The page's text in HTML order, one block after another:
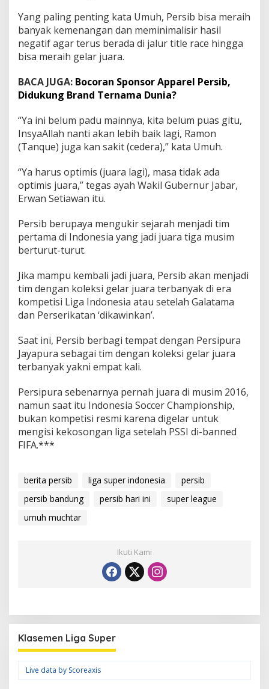
n
P
e
r
s
b
u
r
a
n
Yang paling penting kata Umuh, Persib bisa meraih
banyak kemenangan dan meminimalisir hasil
negatif agar terus berada di jalur title race hingga
bisa meraih gelar juara.
BACA JUGA: Bocoran Sponsor Apparel Persib,
Didukung Brand Ternama Dunia?
“Ya ini belum padu mainnya, kita belum puas gitu,
InsyaAllah nanti akan lebih baik lagi, Ramon
(Tanque) juga kan sakit (cedera),” kata Umuh.
“Ya harus optimis (juara lagi), masa tidak ada
optimis juara,” tegas ayah Wakil Gubernur Jabar,
Erwan Setiawan itu.
Persib berupaya mengukir sejarah menjadi tim
pertama di Indonesia yang jadi juara tiga musim
berturut-turut.
Jika mampu kembali jadi juara, Persib akan menjadi
tim dengan koleksi gelar juara terbanyak di era
kompetisi Liga Indonesia atau setelah Galatama
dan Perserikatan ‘dikawinkan’.
Saat ini, Persib berbagi tempat dengan Persipura
Jayapura sebagai tim dengan koleksi gelar juara
terbanyak yakni empat kali.
Persipura sebenarnya pernah juara di musim 2016,
namun saat itu Indonesia Soccer Championship,
bukan kompetisi resmi karena digelar untuk
mengisi kekosongan liga setelah PSSI di-banned
FIFA.***
berita persib liga super indonesia
persib
persib bandung
persib hari ini
super league
umuh muchtar
Ikuti Kami
Klasemen Liga Super
Live data by Scoreaxis